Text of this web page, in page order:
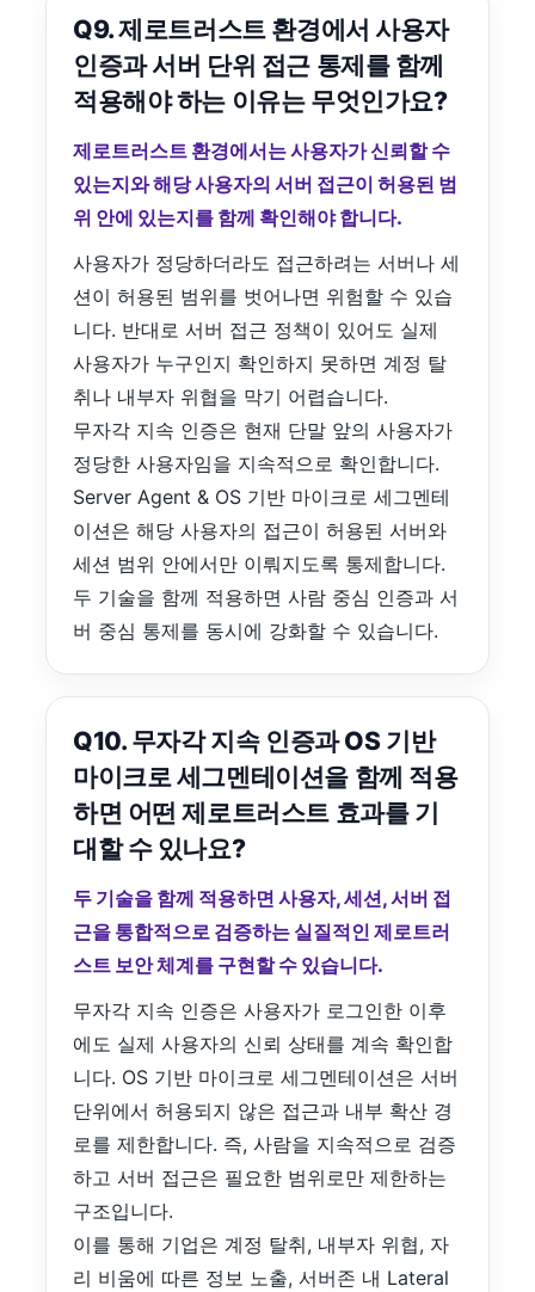
Q9. 제로트러스트 환경에서 사용자
인증과 서버 단위 접근 통제를 함께
적용해야 하는 이유는 무엇인가요?
제로트러스트 환경에서는 사용자가 신뢰할 수
있는지와 해당 사용자의 서버 접근이 허용된 범
위 안에 있는지를 함께 확인해야 합니다.
사용자가 정당하더라도 접근하려는 서버나 세
션이 허용된 범위를 벗어나면 위험할 수 있습
니다. 반대로 서버 접근 정책이 있어도 실제
사용자가 누구인지 확인하지 못하면 계정 탈
취나 내부자 위협을 막기 어렵습니다.
무자각 지속 인증은 현재 단말 앞의 사용자가
정당한 사용자임을 지속적으로 확인합니다.
Server Agent & OS 기반 마이크로 세그멘테
이션은 해당 사용자의 접근이 허용된 서버와
세션 범위 안에서만 이뤄지도록 통제합니다.
두 기술을 함께 적용하면 사람 중심 인증과 서
버 중심 통제를 동시에 강화할 수 있습니다.
Q10. 무자각 지속 인증과 OS 기반
마이크로 세그멘테이션을 함께 적용
하면 어떤 제로트러스트 효과를 기
대할 수 있나요?
두 기술을 함께 적용하면 사용자, 세션, 서버 접
근을 통합적으로 검증하는 실질적인 제로트러
스트 보안 체계를 구현할 수 있습니다.
무자각 지속 인증은 사용자가 로그인한 이후
에도 실제 사용자의 신뢰 상태를 계속 확인합
니다. OS 기반 마이크로 세그멘테이션은 서버
단위에서 허용되지 않은 접근과 내부 확산 경
로를 제한합니다. 즉, 사람을 지속적으로 검증
하고 서버 접근은 필요한 범위로만 제한하는
구조입니다.
이를 통해 기업은 계정 탈취, 내부자 위협, 자
리 비움에 따른 정보 노출, 서버존 내 Lateral